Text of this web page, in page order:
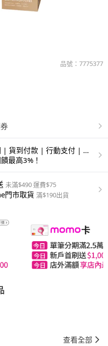
品號： 7775377
| 貨到付款 | 行動支付 | 超
卡
最高3%！
未滿$490 運費$75
門市取貨 滿$190出貨
查看全部